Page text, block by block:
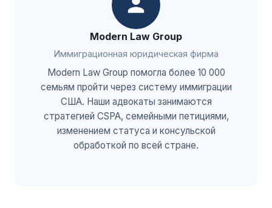
Modern Law Group
Иммиграционная юридическая фирма
Modern Law Group помогла более 10 000
семьям пройти через систему иммиграции
США. Наши адвокаты занимаются
стратегией CSPA, семейными петициями,
изменением статуса и консульской
обработкой по всей стране.